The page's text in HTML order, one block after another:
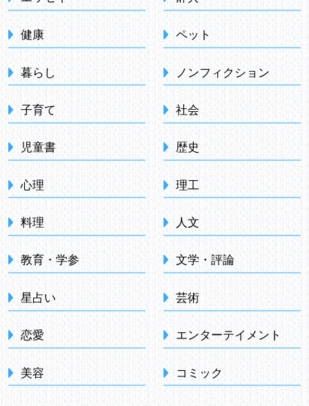
健康
暮らし
子育て
児童書
心理
料理
教育・学参
星占い
恋愛
美容
ペット
ノンフィクション
社会
歴史
理工
人文
文学・評論
芸術
エンターテイメント
コミック